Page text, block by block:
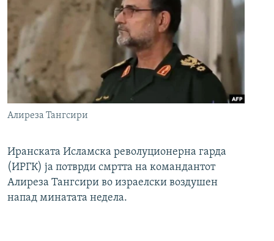
Алиреза Тангсири
Иранската Исламска револуционерна гарда
(ИРГК) ја потврди смртта на командантот
Алиреза Тангсири во израелски воздушен
напад минатата недела.